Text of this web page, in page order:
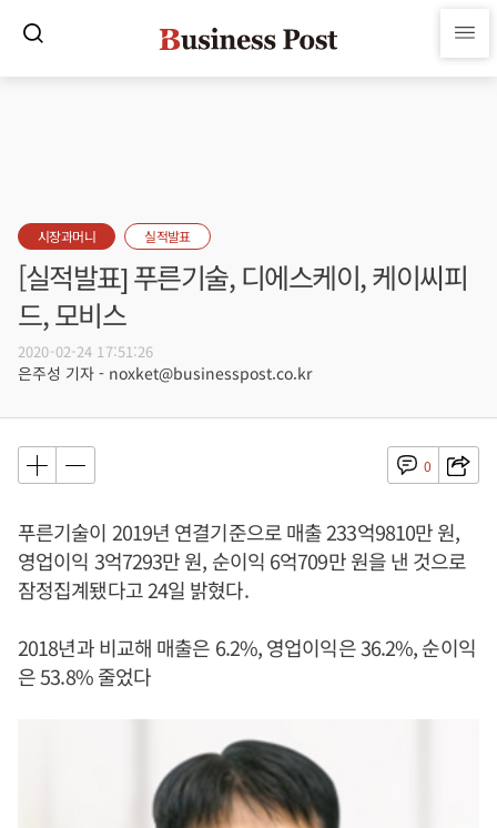
시장과머니 실적발표
[실적발표] 푸른기술, 디에스케이, 케이씨피
드, 모비스
2020-02-24 17:51:26
은주성 기자 - noxket@businesspost.co.kr
0
푸른기술이 2019년 연결기준으로 매출 233억9810만 원,
영업이익 3억7293만 원, 순이익 6억709만 원을 낸 것으로
잠정집계됐다고 24일 밝혔다.
2018년과 비교해 매출은 6.2%, 영업이익은 36.2%, 순이익
은 53.8% 줄었다